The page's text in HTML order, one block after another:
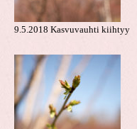
9.5.2018 Kasvuvauhti kiihtyy